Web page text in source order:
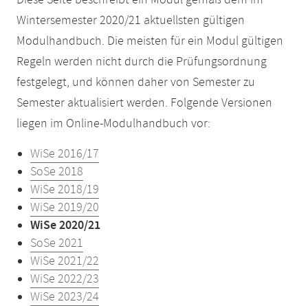
Wintersemester 2020/21 aktuellsten gültigen
Modulhandbuch. Die meisten für ein Modul gültigen
Regeln werden nicht durch die Prüfungsordnung
festgelegt, und können daher von Semester zu
Semester aktualisiert werden. Folgende Versionen
liegen im Online-Modulhandbuch vor:
WiSe 2016/17
SoSe 2018
WiSe 2018/19
WiSe 2019/20
WiSe 2020/21
SoSe 2021
WiSe 2021/22
WiSe 2022/23
WiSe 2023/24